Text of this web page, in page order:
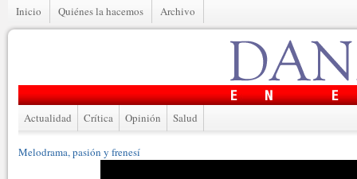
Inicio Quiénes la hacemos Archivo
Actualidad Crítica Opinión Salud
Melodrama, pasión y frenesí